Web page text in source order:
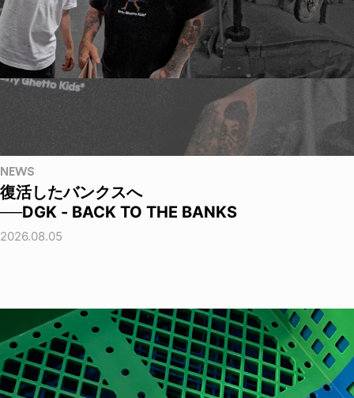
NEWS
復活したバンクスへ
──DGK - BACK TO THE BANKS
2026.08.05